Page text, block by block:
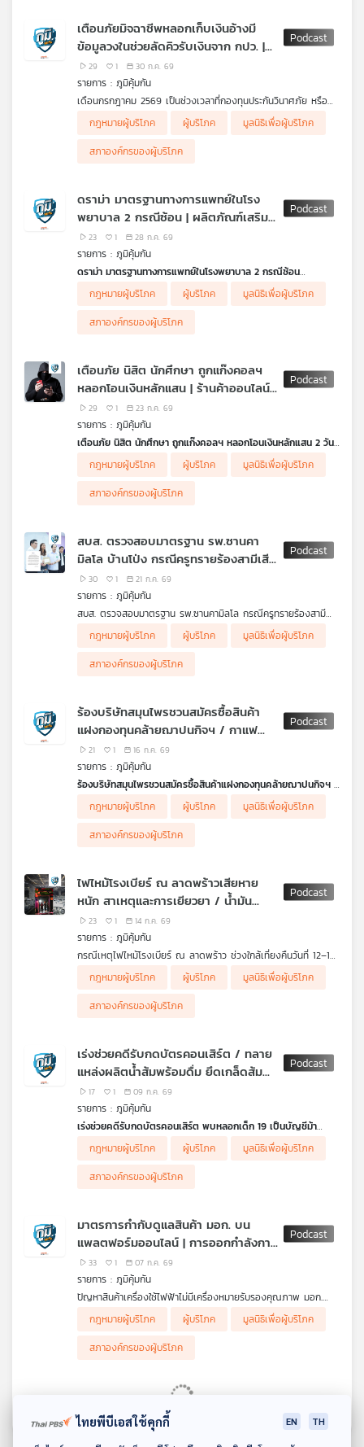
ข่าย
วิทยุ
เครือ
ตอน น้ำมันทอดใช้ซ้ำ มีสาร PAH (สารก่อมะเร็ง) เหมือนอาหารปิ้ง
ย่างรมควันหรือไม่
เพียงจุดเริ่มต้นของกระบวนการพิจารณา
เตือนภัยมิจฉาชีพหลอกเก็บเงินอ้างมี
ข้อมูลวงในช่วยลัดคิวรับเงินจาก กปว. |
บุคลิกภาพ มาจากพันธุกรรมหรือการ
เลี้ยงดู
29 1 30 ก.ค. 69
รายการ : ภูมิคุ้มกัน
เดือนกรกฎาคม 2569 เป็นช่วงเวลาที่กองทุนประกันวินาศภัย หรือ
กปว. จะได้รับเงินสมทบเข้ามาจ่ายหนี้แก่เจ้าหนี้บริษัทประกันภัยที่เลิก
กิจการ แต่ก็เป็นช่วงที่มิจฉาชีพหลายคนมักจะฉวยโอกาสในการเรียก
รับเงินโดยแอบอ้างว่าสามารถตรวจสอบข้อมูลวงใน รวมถึงช่วยลัดคิว
ให้ได้รับเงินจาก กปว. เร็วมากขึ้น ซึ่งตอนนี้มีผู้เสียหายหลายรายที่ถูก
ปรับเกณฑ์บัตรสวัสดิการแห่งรัฐ
รัฐบาลโดยกระทรวงการคลัง พิจารณาปรับหลักเกณฑ์การขอรับสิทธิ
บัตรสวัสดิการแห่งรัฐ หรือที่เรียกกันติดปากว่า “บัตรคนจน” ทั้ง
เกณฑ์การครอบครองรถ การศึกษา รวมถึงการแอบอ้างชื่อทำ
ทางภาษีและกฎหมาย
.
คิดก่อนเชื่อ กับ ดร.แก้ว กังสดาลอำไพ นักพิษวิทยา กับ ชนาธิป
ตอน บุคลิกภาพ มาจากพันธุกรรมหรือการเลี้ยงดู
กฎหมายผู้บริโภค ผู้บริโภค
มูลนิธิเพื่อผู้บริโภค
สภาองค์กรของผู้บริโภค
ดราม่า มาตรฐานทางการแพทย์ในโรง
พยาบาล 2 กรณีซ้อน | ผลิตภัณฑ์เสริม
อาหารที่มีเมลาโทนินซื้อมาใช้เองอันตราย
หรือไม่
23 1 28 ก.ค. 69
รายการ : ภูมิคุ้มกัน
ดราม่า มาตรฐานทางการแพทย์ในโรงพยาบาล 2 กรณีซ้อน
กรณีที่ครูทรายพาสามีมีอาการเจ็บร้าวตั้งแต่นิ้วจนถึงหน้าอก หัวใจ
เหงื่อแตกพลั๊ก สงสัยว่าจะเป็นโรคเกี่ยวกับหัวใจไปรักษาที่โรง
พยาบาลซานคามิลโลบ้านโป่ง เป็น รพ.ตามสิทธิประกันสังคม แต่หมอ
ไม่ส่งส่งตรวจคลื่นไฟฟ้าหัวใจ และไล่กลับบ้าน ต่อมาสามีเสียชีวิต
รักษาที่เหมาะสมอาจไม่เสียชีวิต พร้อมหวังให้คดีนี้เป็นจุดเริ่มต้นในการ
ยกระดับมาตรฐานการรักษาพยาบาล ขณะที่โรงพยาบาลติดต่อขอไกล่
เกลี่ยผ่าน สบส. วันที่ 7 สิงหาคม 69
ฟังเสียง ครูทราย นางสาวเบญญาภรณ์ พานเพชร
ประกันสังคมเยียวยากรณีนี้อย่างไร
โรงพยาบาลอ่างทอง ติดเชื้อในกระแสเลือดเสียชีวิต
สาธารณสุขและทางโรงพยาบาลได้ยอมรับว่าไม่เหมาะสม และตั้ง
กรรมการสอบสวนข้อเท็จจริงแล้ว ส่วนสาเหตุการเสียชีวิตของทารก
วัย 5 วันยืนยันว่าเกิดจากภาวะป่วยรุนแรงตั้งแต่แรกเกิด
ฟังเสียงความทุกข์หัวอกพ่อแม่เด็ก
ฟังเสียงแถลงของ ผอ.โรงพยาบาลอ่างทอง
ฟังเสียง รองอธิบดีกรมสนับสนุนบริการสุขภาพ กรณีการติดกล้อง
ไพรพงค์
กฎหมายผู้บริโภค ผู้บริโภค
มูลนิธิเพื่อผู้บริโภค
สภาองค์กรของผู้บริโภค
เตือนภัย นิสิต นักศึกษา ถูกแก๊งคอลฯ
หลอกโอนเงินหลักแสน | ร้านค้าออนไลน์ขู่
ฟ้อง ถ้าไม่ให้ 5 ดาว ผิดกฎหมาย | ฉาย
แสงรักษามะเร็งควรงดผลิตภัณฑ์เสริม
อาหารต้านอนุมูลอิสระ
29 1 23 ก.ค. 69
รายการ : ภูมิคุ้มกัน
เตือนภัย นิสิต นักศึกษา ถูกแก๊งคอลฯ หลอกโอนเงินหลักแสน 2 วัน
พบผู้เสียหายหลายสิบคน
จากกรณีนักศึกษาในจังหวัดมหาสารคาม ถูกขบวนการคอลเซนเตอร์
อ้างเป็นตำรวจหลอกโอนเงินจำนวนมาก เพียง 2 วัน พบผู้เสียหาย
แล้ว 18 คน ตำรวจได้ย้ำเตือนประชาชนให้ระมัดระวัง เพราะตำรวจจะ
สอบ หากตำรวจพบผู้ต้องสงสัยทำผิดสามารถสั่งอายัดบัญชีได้เอง
ไม่ต้องให้เจ้าของบัญชีโอนเงินออกไป และหากพบพฤติกรรมลักษณะ
นี้ ให้ตั้งข้อสังเกตว่าเข้าข่ายเป็นคอลเซนเตอร์
แนวทางการดำเนินคดีและเตือนภัยจาก พ.ต.ท.พากฤต กฤตยพงษ์
สารวัตรกลุ่มงานรักษาความมั่นคงปลอดภัยทางไซเบอร์ บก.ตอท.
ร้านค้าออนไลน์ขู่ฟ้อง หากผู้ซื้อรีวิว 1-3 ดาว ผิดกฎหมาย นัก
.
ฟังกฏหมายคุ้มครองผู้บริโภคจาก คุณภัทรกร ทีปบุญรัตน์ รอง
หัวหน้าฝ่ายกฎหมายและคดี สภาองค์กรผู้บริโภค
คิดก่อนเชื่อกับ ดร.แก้ว กังสดาลอำไพ นักพิษวิทยา กับ ชนาธิป
ไพรพงค์
ตอน ฉายแสงรักษามะเร็งควรงดผลิตภัณฑ์เสริมอาหารต้านอนุมูล
อิสระ
กฎหมายผู้บริโภค ผู้บริโภค
มูลนิธิเพื่อผู้บริโภค
สภาองค์กรของผู้บริโภค
สบส. ตรวจสอบมาตรฐาน รพ.ซานคา
มิลโล บ้านโป่ง กรณีครูทรายร้องสามีเสีย
ชีวิต เหตุหมอไม่ตรวจคลื่นไฟฟ้าหัวใจ /
สาร PFAS หรือสารเคมีชั่วนิรันดร์ ใน
อุปกรณ์กีฬา
30 1 21 ก.ค. 69
รายการ : ภูมิคุ้มกัน
สบส. ตรวจสอบมาตรฐาน รพ.ซานคามิลโล กรณีครูทรายร้องสามี
เสียชีวิต เหตุหมอไม่ตรวจคลื่นไฟฟ้าหัวใจ
จากกรณีครูทรายร้องเรียนสามีมีอาการป่วยที่สงสัยว่าจะเป็นโรคเกี่ยว
กับหัวใจ ไปรักษาที่โรงพยาบาลซานคามิลโล บ้านโป่ง แต่ถูกแพทย์วัย
70 ปี ไม่ส่งตรวจคลื่นไฟฟ้าหัวใจและใช้คำพูดไม่ดี ไล่ให้กลับบ้าน จน
สนับสนุนบริการสุขภาพ หรือ สบส. และเจ้าหน้าที่สำนักงาน
สาธารณสุขจังหวัดราชบุรี ได้เข้าตรวจสอบมาตรฐานรักษา
.
กฏหมายที่เกี่ยวข้องกับสถานพยาบาล กำหนดว่าอย่างไร
ถ้าผลสอบสวนพบว่า สถานพยาบาลไม่รักษาตามมาตรฐาน จะมีบท
ลงโทษอย่างไร
โรงพยาบาลซานคามิลโล จะชดเชยเยียวยาผู้เสียหายอย่างไร
ทราบว่าผู้เสียชีวิตมีสิทธิการรักษาประกันสังคมที่โรงพยาบาลนี้ด้วย
เข้าข่ายหรือไม่
.
กฎหมายที่เกี่ยวข้อง กรณีได้รับผลกระทบทางการแพทย์ ผู้บริโภคทำ
อะไรได้บ้าง
ฟังจาก คุณโสภณ หนูรัตน์ หัวหน้าฝ่ายคุ้มครอง และพิทักษ์สิทธิผู้
บริโภค สภาองค์กรของผูบริโภค
.
คิดก่อนเชื่อ กับ ดร.แก้ว กังสดาลอำไพ นักพิษวิทยา กับ ชนาธิป
ไพรพงค์
กฎหมายผู้บริโภค ผู้บริโภค
มูลนิธิเพื่อผู้บริโภค
สภาองค์กรของผู้บริโภค
ร้องบริษัทสมุนไพรชวนสมัครซื้อสินค้า
แฝงกองทุนคล้ายฌาปนกิจฯ / กาแฟ
ทำให้คลายเครียด จริงหรือ
21 1 16 ก.ค. 69
รายการ : ภูมิคุ้มกัน
ร้องบริษัทสมุนไพรชวนสมัครซื้อสินค้าแฝงกองทุนคล้ายฌาปนกิจฯ
ชาวบ้านจากหลายจังหวัดร้องเรียนขอให้ตรวจสอบบริษัทเอกชนราย
หนึ่ง ที่ชวนชาวบ้านสมัครเป็นตัวแทนและสมาชิก อ้างขายสินค้า
สมุนไพรและสมัครกองทุนสวัสดิการฯ คล้ายประกันชีวิตหรือฌาปนกิจ
สงเคราะห์ แต่เมื่อสมัครจ่ายเงินไปแล้ว เมื่อสมาชิกเสียชีวิตกลับไม่ได้
ฟังรายละเอียดจาก คุณดวงกมล ผู้เสียหาย จ.มหาสารคาม
ลักษณะนี้เข้าข่ายผิดกฎหมายหรือไม่ และการช่วยเหลือทางคดีทำ
อย่างไร
ฟังจาก นายรณณรงค์ แก้วเพ็ชร์ ประธานมูลนิธิรณรงค์ทวงคืนความ
ยุติธรรมในสังคม
.
เตือนภัย หลอกสมัครงานสุดท้ายถูกกักตัวกลายเป็นบัญชีม้า
กรุงเทพฯ ด้วยความหวังจะได้งานสุจริตธรรมดาๆ สักงาน คือจุดเริ่ม
คิดก่อนเชื่อกับ ดร.แก้ว กังสดาลอำไพ นักพิษวิทยา กับ ชนาธิป
ไพรพงค์
ตอน กาแฟทำให้คลายเครียด จริงหรือ
กฎหมายผู้บริโภค ผู้บริโภค
มูลนิธิเพื่อผู้บริโภค
สภาองค์กรของผู้บริโภค
ไฟไหม้โรงเบียร์ ณ ลาดพร้าวเสียหาย
หนัก สาเหตุและการเยียวยา / น้ำมัน
มะกอก
23 1 14 ก.ค. 69
รายการ : ภูมิคุ้มกัน
กรณีเหตุไฟไหม้โรงเบียร์ ณ ลาดพร้าว ช่วงใกล้เที่ยงคืนวันที่ 12–13
ก.ค. 69 มีผู้เสียชีวิตและบาดเจ็บจำนวนมาก ซึ่งมีทั้งกลุ่มลูกค้า
พนักงานร้านและเจ้าของร้านที่สาหัส สิ่งที่เป็นคำถามคือ สาเหตุทำไม
กลุ่มไฟพุ่งออกมาจากประตูร้าน และการชดเชยเยียวยาความเสียหาย
แก่ผู้ประสบภัยอย่างไร จึงจะเหมาะสม เพราะเหตุไฟไหมสถานบันเทิง
.
ขั้นตอนสอบสวนของตำรวจสาเหตุเพลิงไหม้ทั้งใช้ไฟฟ้าเกินกําลัง-
การตกแต่ง-ช่างทางเดินแคบ-ประตูหนีไฟไม่ได้มาตรฐาน ผู้ประกอบ
การเข้าข่าย “ประมาท” หรือไม่
ฟังจาก พล.ต.ต.เกียรติกุล สนธิเณร ผู้บังคับการตำรวจนครบาล 2
และ ร.ต.ต.สิงห์คำ คำยอด ผอ.สำนักการสอบสวนและนิติการ
กระทรวงมหาดไทย
ผู้เสียหายทั้งเสียชีวิตและได้รับบาดเจ็บต้องได้รับการชดเชียเยียวยา
เยียวยากรณีไฟไหมสถานบันเทิง
อธิบดีกรมคุ้มครองสิทธิและเสรีภาพ เร่งติดตามเยียวยาผู้เสียชีวิต
รายละ 3 แสนบาท
คปภ. เผย โรงเบียร์ ณ ลาดพร้าว ทำประกันภัยในนามบุคคลธรรมดา
เร่งจ่ายเงินเยียวยาผลภายใน 3 วัน
ฟังจาก นายอดิศร พิพัฒน์วรพงศ์ รองเลขาธิการ คปภ.
ตอน น้ำมันมะกอก
กฎหมายผู้บริโภค ผู้บริโภค
มูลนิธิเพื่อผู้บริโภค
สภาองค์กรของผู้บริโภค
เร่งช่วยคดีรับกดบัตรคอนเสิร์ต / ทลาย
แหล่งผลิตน้ำส้มพร้อมดื่ม ยึดเกล็ดส้ม
ลักลอบนำเข้าไร้ อย. / กินเผ็ดตอนเด็ก
อาจตัวเล็ก จริงหรือ
17 1 09 ก.ค. 69
รายการ : ภูมิคุ้มกัน
เร่งช่วยคดีรับกดบัตรคอนเสิร์ต พบหลอกเด็ก 19 เป็นบัญชีม้า
กรณีมีกลุ่มผู้เสียหายเข้าร้องทุกข์ต่อกองบังคับการปราบปรามการกระ
ทำความผิดเกี่ยวกับการคุ้มครองผู้บริโภค (บก.ปคบ.) และ สคบ. หลัง
ว่าจ้างร้านค้าออนไลน์รับกดบัตรคอนเสิร์ตศิลปินไทยและต่างประเทศ
โดยถูกเรียกเก็บเงินล่วงหน้าเต็มจำนวน แต่เมื่อไม่สามารถกดบัตรได้
.
ฟังจาก นายแทนคุณ จิตต์อิสระ ประธานชมรมสันติประชาธรรม ที่นำ
ผู้เสียหายไปแจ้งความ
ทลายแหล่งผลิตน้ำส้มพร้อมดื่ม ยึดเกล็ดส้มลักลอบนำเข้าไร้ อย. กว่า
2 ตัน
ตำรวจสอบสวนกลาง ตรวจค้นแหล่งผลิตน้ำส้มพร้อมดื่ม ไม่ได้
ได้รับอนุญาต และไม่มี อย. น้ำหนักรวมกว่า 2,000 กิโลกรัม มูลค่า
เกล็ดน้ำส้มนำเข้า ไม่มี อย. อันตรายอย่างไร ผู้บริโภคจะเลือกดื่ม
ฟังจาก คุณมลฤดี โพธิ์อินทร์ หัวหน้าฝ่ายนโยบายและนวัตกรรม สภา
องค์กรของผู้บริโภค
กฎหมายผู้บริโภค ผู้บริโภค
มูลนิธิเพื่อผู้บริโภค
สภาองค์กรของผู้บริโภค
มาตรการกำกับดูแลสินค้า มอก. บน
แพลตฟอร์มออนไลน์ | การออกกำลังกาย
ทำให้ภูมิคุ้มกันเพิ่มได้อย่างไร
33 1 07 ก.ค. 69
รายการ : ภูมิคุ้มกัน
ปัญหาสินค้าเครื่องใช้ไฟฟ้าไม่มีเครื่องหมายรับรองคุณภาพ มอก.
วางขายในแพลตฟอร์มออนไลน์จำนวนมาก ถึงจะพบแต่ถอดออกจาก
แพลตฟอร์มไม่ได้ ผู้รีวิวไม่ตรวจสอบว่ามีมาตรฐานหรือไม่ ซึ่งอาจส่ง
ผลให้ผู้ซื้อได้รับอันตรายจากไฟฟ้ารั่ว ไฟฟ้าช็อตได้
API ข้อมูลระหว่างหน่วยงานรัฐกับแพลตฟอร์มเพื่อคัดกรอง
มาตรฐานสินค้าก่อนวางขาย ให้แพลตฟอร์มร่วมรับผิดชอบในการคัด
กรองสินค้าตั้งแต่ก่อนนำขึ้นขาย หากปล่อยให้ร้านค้าที่ไม่มี มอก. เข้า
มาจำหน่าย แพลตฟอร์มก็ต้องร่วมรับผิดด้วย
กฎหมายผู้บริโภค ผู้บริโภค
มูลนิธิเพื่อผู้บริโภค
สภาองค์กรของผู้บริโภค
ไทยพีบีเอสใช้คุกกี้ EN TH